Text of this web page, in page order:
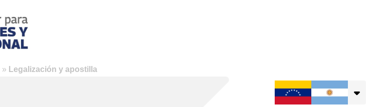
» Legalización y apostilla